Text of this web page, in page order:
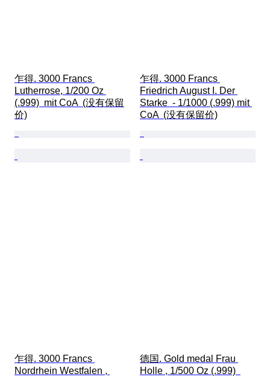
乍得. 3000 Francs
Lutherrose, 1/200 Oz
(.999)  mit CoA  (没有保留
价)
乍得. 3000 Francs
Friedrich August I. Der
Starke  - 1/1000 (.999) mit
CoA  (没有保留价)
乍得. 3000 Francs
Nordrhein Westfalen ,
德国. Gold medal Frau
Holle , 1/500 Oz (.999)